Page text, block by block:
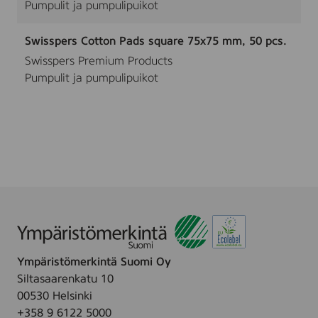
Pumpulit ja pumpulipuikot
Swisspers Cotton Pads square 75x75 mm, 50 pcs.
Swisspers Premium Products
Pumpulit ja pumpulipuikot
Ympäristömerkintä Suomi Oy
Siltasaarenkatu 10
00530 Helsinki
+358 9 6122 5000